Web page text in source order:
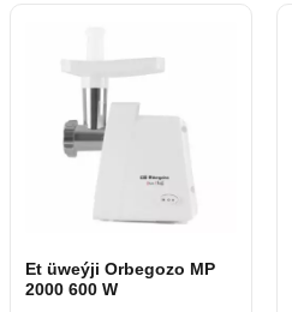
Et üweýji Orbegozo MP
2000 600 W